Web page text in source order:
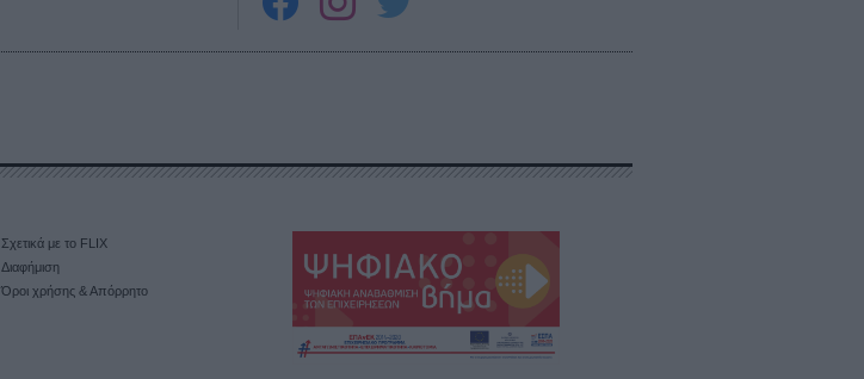
Σχετικά με το FLIX
Διαφήμιση
Όροι χρήσης & Απόρρητο